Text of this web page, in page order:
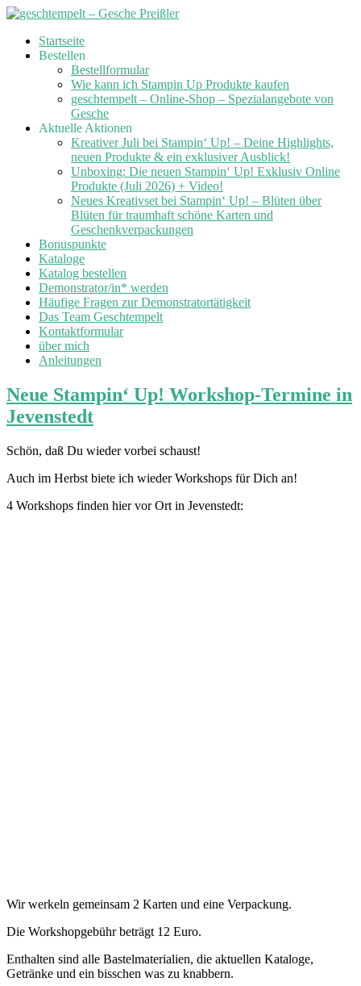
Skip
Startseite
Bestellen
Bestellformular
Wie kann ich Stampin Up Produkte kaufen
geschtempelt – Online-Shop – Spezialangebote von
Gesche
Aktuelle Aktionen
Kreativer Juli bei Stampin‘ Up! – Deine Highlights,
neuen Produkte & ein exklusiver Ausblick!
Unboxing: Die neuen Stampin‘ Up! Exklusiv Online
Produkte (Juli 2026) + Video!
Neues Kreativset bei Stampin‘ Up! – Blüten über
Blüten für traumhaft schöne Karten und
Geschenkverpackungen
Bonuspunkte
Kataloge
Katalog bestellen
Demonstrator/in* werden
Häufige Fragen zur Demonstratortätigkeit
Das Team Geschtempelt
Kontaktformular
über mich
Anleitungen
Neue Stampin‘ Up! Workshop-Termine in
Jevenstedt
Schön, daß Du wieder vorbei schaust!
Auch im Herbst biete ich wieder Workshops für Dich an!
4 Workshops finden hier vor Ort in Jevenstedt:
Wir werkeln gemeinsam 2 Karten und eine Verpackung.
Die Workshopgebühr beträgt 12 Euro.
Enthalten sind alle Bastelmaterialien, die aktuellen Kataloge,
Getränke und ein bisschen was zu knabbern.